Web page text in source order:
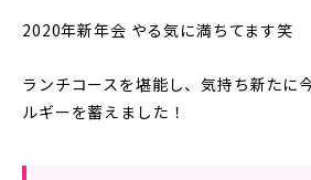
2020年新年会 やる気に満ちてます笑
ランチコースを堪能し、気持ち新たに
ルギーを蓄えました！